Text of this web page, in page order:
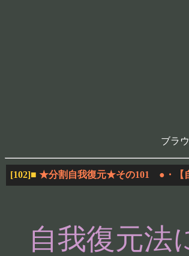
ブラ
[102]■ ★分割自我復元★その101 ●・【
自我復元法